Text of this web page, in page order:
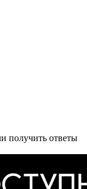
получить ответы